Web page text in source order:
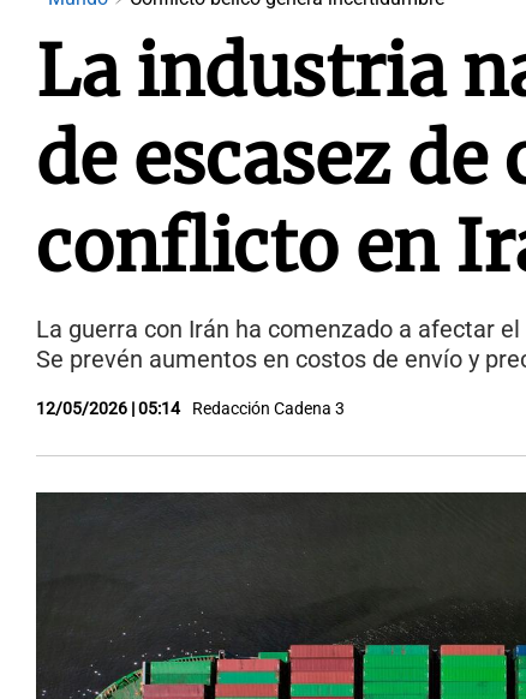
La industria
de escasez
conflicto en
La guerra con Irán ha comenzado a afectar
Se prevén aumentos en costos de envío y
12/05/2026 | 05:14 Redacción Cadena 3